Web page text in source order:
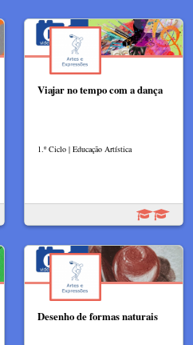
Viajar no tempo com a dança
1.º Ciclo | Educação Artística
Desenho de formas naturais